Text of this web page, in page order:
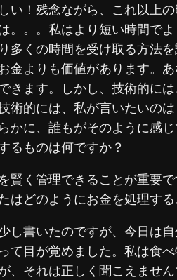
い！残念ながら、これ以上
。。。私はより短い時間で
多くの時間を受け取る方法
金よりも価値があります。
きます。しかし、技術的に
術的には、私が言いたいの
かに、誰もがそのように感
るものは何ですか？
賢く管理できることが重要
はどのようにお金を処理す
し書いたのですが、今日は
て目が覚めました。私は食
、それは正しく聞こえませ